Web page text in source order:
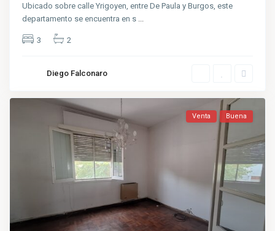
Ubicado sobre calle Yrigoyen, entre De Paula y Burgos, este
departamento se encuentra en s
3 2
Diego Falconaro
Venta Buena